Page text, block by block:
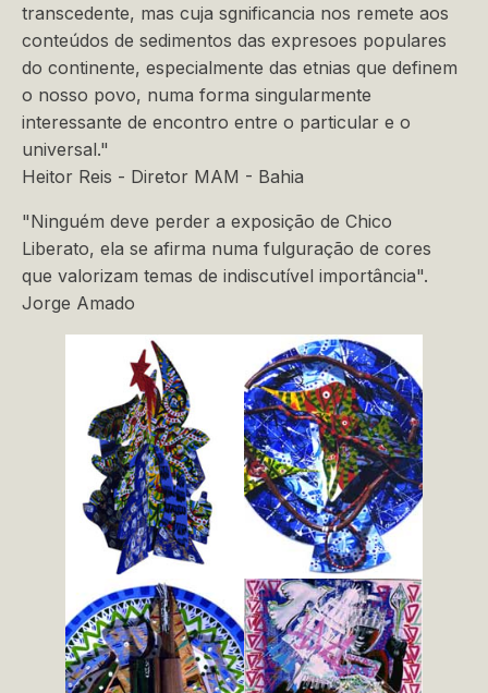
transcedente, mas cuja sgnificancia nos remete aos
conteúdos de sedimentos das expresoes populares
do continente, especialmente das etnias que definem
o nosso povo, numa forma singularmente
interessante de encontro entre o particular e o
universal."
Heitor Reis - Diretor MAM - Bahia
"Ninguém deve perder a exposição de Chico
Liberato, ela se afirma numa fulguração de cores
que valorizam temas de indiscutível importância".
Jorge Amado